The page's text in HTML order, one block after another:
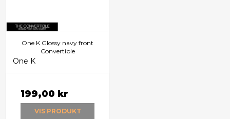
One K Glossy navy front
Convertible
One K
199,00 kr
VIS PRODUKT